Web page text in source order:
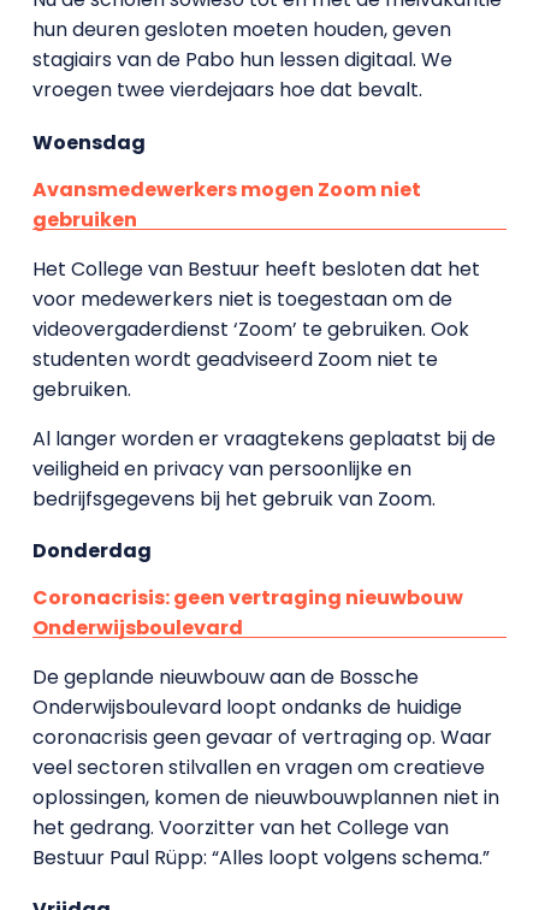
hun deuren gesloten moeten houden, geven
stagiairs van de Pabo hun lessen digitaal. We
vroegen twee vierdejaars hoe dat bevalt.
Woensdag
Avansmedewerkers mogen Zoom niet
gebruiken
Het College van Bestuur heeft besloten dat het
voor medewerkers niet is toegestaan om de
videovergaderdienst ‘Zoom’ te gebruiken. Ook
studenten wordt geadviseerd Zoom niet te
gebruiken.
Al langer worden er vraagtekens geplaatst bij de
veiligheid en privacy van persoonlijke en
bedrijfsgegevens bij het gebruik van Zoom.
Donderdag
Coronacrisis: geen vertraging nieuwbouw
Onderwijsboulevard
De geplande nieuwbouw aan de Bossche
Onderwijsboulevard loopt ondanks de huidige
coronacrisis geen gevaar of vertraging op. Waar
veel sectoren stilvallen en vragen om creatieve
oplossingen, komen de nieuwbouwplannen niet in
het gedrang. Voorzitter van het College van
Bestuur Paul Rüpp: “Alles loopt volgens schema.”